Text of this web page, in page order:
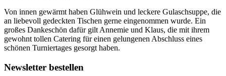
Von innen gewärmt haben Glühwein und leckere Gulaschsuppe, die
an liebevoll gedeckten Tischen gerne eingenommen wurde. Ein
großes Dankeschön dafür gilt Annemie und Klaus, die mit ihrem
gewohnt tollen Catering für einen gelungenen Abschluss eines
schönen Turniertages gesorgt haben.
Newsletter bestellen